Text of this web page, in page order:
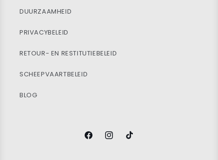
DUURZAAMHEID
PRIVACYBELEID
RETOUR- EN RESTITUTIEBELEID
SCHEEPVAARTBELEID
BLOG
FacebookInstagramTikTok